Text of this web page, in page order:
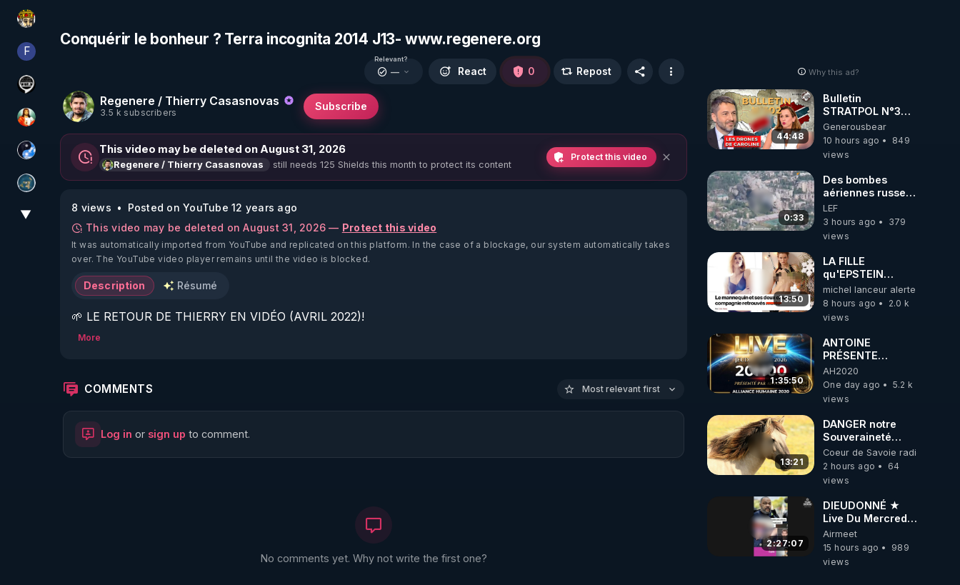
Textes Sacrés & Maîtres Spirituels
FFinalscape
Notre Réalité Est Falsifiée Et Fausse
L'autre son de cloche
Chercheur de vérité
Réinformation sur le monde
▼
Conquérir le bonheur ? Terra incognita 2014 J13- www.regenere.org
Regenere / Thierry Casasnovas
3.5 k subscribers
Subscribe
Relevant?
— React 0 Repost
This video may be deleted on August 31, 2026
Regenere / Thierry Casasnovas still needs 125 Shields this month to protect its content
Protect this video
8 views
Posted on YouTube 12 years ago
This video may be deleted on August 31, 2026 — Protect this video
It was automatically imported from YouTube and replicated on this platform. In the case of a blockage, our system automatically takes
over. The YouTube video player remains until the video is blocked.
Description Résumé
🌱 LE RETOUR DE THIERRY EN VIDÉO (AVRIL 2022)!
🌱 LE MAGAZINE RÉGÉNÈRE
http://rgnr.li/ymag
More
COMMENTS Most relevant first
Log in or sign up to comment.
No comments yet. Why not write the first one?
Why this ad?
44:48
Bulletin
STRATPOL N°302.
Armée des
drones, MS-21 en
série, missiles
07.08.2026.
Generousbear
10 hours ago
849
views
0:33
Des bombes
aériennes russes
anéantissent les
centres de
contrôle de
brigades
ukrainienne
LEF
3 hours ago
379
views
13:50
LA FILLE
qu'EPSTEIN
VOULAIT CACHER
michel lanceur alerte
8 hours ago
2.0 k
views
1:35:50
ANTOINE
PRÉSENTE
AH2020 LE LIVE
20H ***DU
06/08/2026***
AH2020
One day ago
5.2 k
views
13:21
DANGER notre
Souveraineté
Alimentaire est
attaqué...
Coeur de Savoie radioweb TV
2 hours ago
64
views
2:27:07
DIEUDONNÉ ★
Live Du Mercredi
5 Août 2026
Airmeet
15 hours ago
989
views